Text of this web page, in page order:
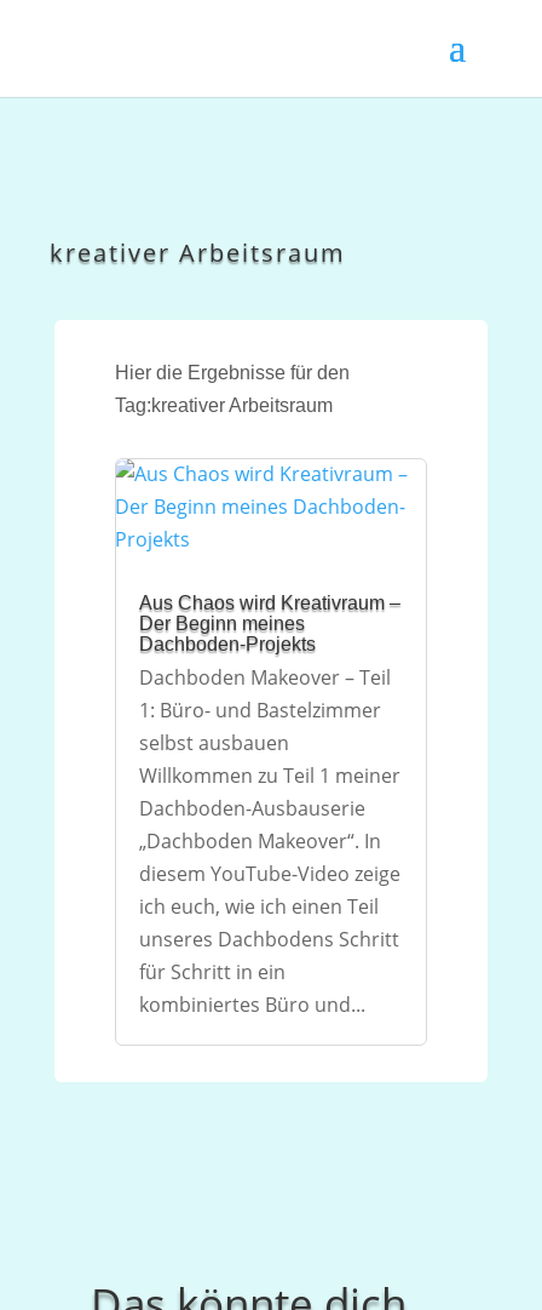
kreativer Arbeitsraum
Hier die Ergebnisse für den
Tag:kreativer Arbeitsraum
Aus Chaos wird Kreativraum –
Der Beginn meines
Dachboden-Projekts
Dachboden Makeover – Teil
1: Büro- und Bastelzimmer
selbst ausbauen
Willkommen zu Teil 1 meiner
Dachboden-Ausbauserie
„Dachboden Makeover“. In
diesem YouTube-Video zeige
ich euch, wie ich einen Teil
unseres Dachbodens Schritt
für Schritt in ein
kombiniertes Büro und...